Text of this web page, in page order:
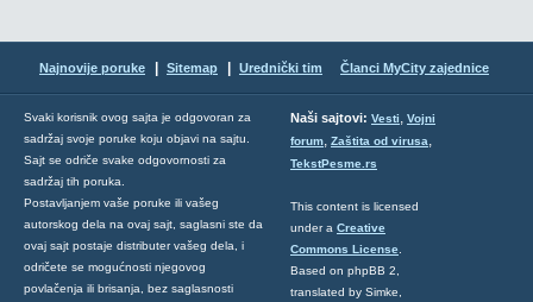
Najnovije poruke Sitemap Urednički tim Članci MyCity zajednice
Svaki korisnik ovog sajta je odgovoran za
sadržaj svoje poruke koju objavi na sajtu.
Sajt se odriče svake odgovornosti za
sadržaj tih poruka.
Postavljanjem vaše poruke ili vašeg
autorskog dela na ovaj sajt, saglasni ste da
ovaj sajt postaje distributer vašeg dela, i
odričete se mogućnosti njegovog
povlačenja ili brisanja, bez saglasnosti
Naši sajtovi: Vesti, Vojni
forum, Zaštita od virusa,
TekstPesme.rs
This content is licensed
under a Creative
Commons License
Based on phpBB 2,
translated by Simke,